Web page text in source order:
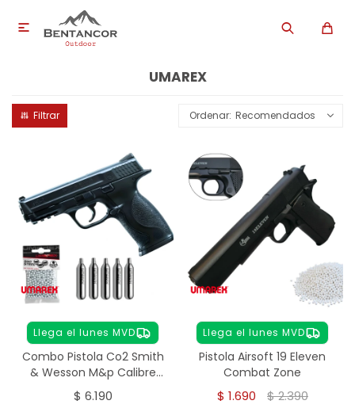

UMAREX
Recomendados
Llega el lunes MVD
Combo Pistola Co2 Smith
& Wesson M&p Calibre
4,5mm
$ 6.190
Llega el lunes MVD
Pistola Airsoft 19 Eleven
Combat Zone
$ 1.690 $2.390